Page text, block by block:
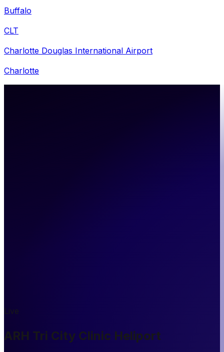
Buffalo
CLT
Charlotte Douglas International Airport
Charlotte
Live
ARH Tri City Clinic Heliport